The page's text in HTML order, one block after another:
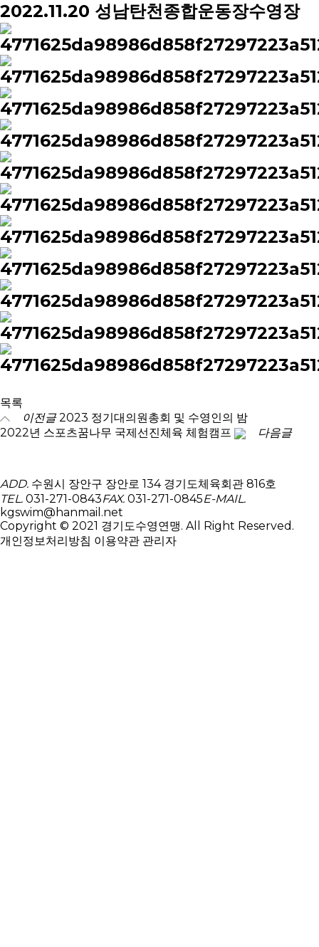
2022.11.20 성남탄천종합운동장수영장
목록
이전글 2023 정기대의원총회 및 수영인의 밤
2022년 스포츠꿈나무 국제선진체육 체험캠프
다음글
ADD. 수원시 장안구 장안로 134 경기도체육회관 816호
TEL. 031-271-0843FAX. 031-271-0845E-MAIL.
kgswim@hanmail.net
Copyright © 2021 경기도수영연맹. All Right Reserved.
개인정보처리방침 이용약관 관리자